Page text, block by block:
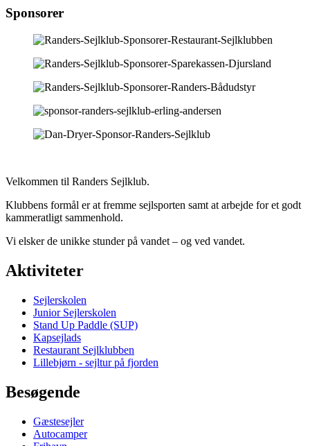
Sponsorer
Velkommen til Randers Sejlklub.
Klubbens formål er at fremme sejlsporten samt at arbejde for et godt
kammeratligt sammenhold.
Vi elsker de unikke stunder på vandet – og ved vandet.
Aktiviteter
Sejlerskolen
Junior Sejlerskolen
Stand Up Paddle (SUP)
Kapsejlads
Restaurant Sejlklubben
Lillebjørn - sejltur på fjorden
Besøgende
Gæstesejler
Autocamper